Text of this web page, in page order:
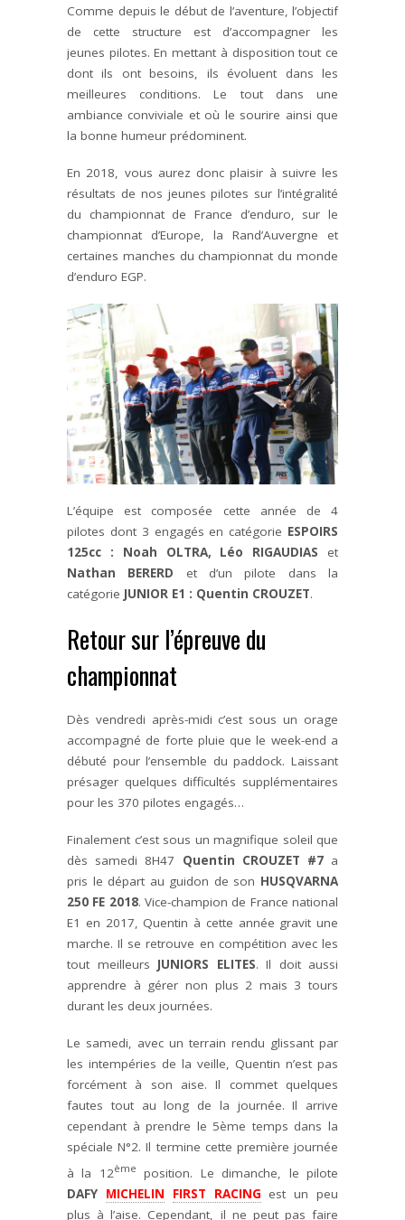
Comme depuis le début de l’aventure, l’objectif
de cette structure est d’accompagner les
jeunes pilotes. En mettant à disposition tout ce
dont ils ont besoins, ils évoluent dans les
meilleures conditions. Le tout dans une
ambiance conviviale et où le sourire ainsi que
la bonne humeur prédominent.
En 2018, vous aurez donc plaisir à suivre les
résultats de nos jeunes pilotes sur l’intégralité
du championnat de France d’enduro, sur le
championnat d’Europe, la Rand’Auvergne et
certaines manches du championnat du monde
d’enduro EGP.
L’équipe est composée cette année de 4
pilotes dont 3 engagés en catégorie ESPOIRS
125cc : Noah OLTRA, Léo RIGAUDIAS et
Nathan BERERD et d’un pilote dans la
catégorie JUNIOR E1 : Quentin CROUZET.
Retour sur l’épreuve du
championnat
Dès vendredi après-midi c’est sous un orage
accompagné de forte pluie que le week-end a
débuté pour l’ensemble du paddock. Laissant
présager quelques difficultés supplémentaires
pour les 370 pilotes engagés…
Finalement c’est sous un magnifique soleil que
dès samedi 8H47 Quentin CROUZET #7a
pris le départ au guidon de son HUSQVARNA
250 FE 2018. Vice-champion de France national
E1 en 2017, Quentin à cette année gravit une
marche. Il se retrouve en compétition avec les
tout meilleurs JUNIORS ELITES. Il doit aussi
apprendre à gérer non plus 2 mais 3 tours
durant les deux journées.
Le samedi, avec un terrain rendu glissant par
les intempéries de la veille, Quentin n’est pas
forcément à son aise. Il commet quelques
fautes tout au long de la journée. Il arrive
cependant à prendre le 5ème temps dans la
spéciale N°2. Il termine cette première journée
à la 12ème position. Le dimanche, le pilote
DAFY MICHELIN FIRST RACING est un peu
plus à l’aise. Cependant, il ne peut pas faire